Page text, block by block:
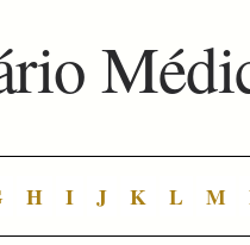
H I J K L M